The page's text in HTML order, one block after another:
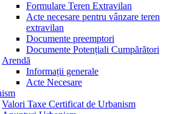
Formulare Teren Extravilan
Acte necesare pentru vânzare teren
extravilan
Documente preemptori
Documente Potențiali Cumpărători
Arendă
Informații generale
Acte Necesare
Valori Taxe Certificat de Urbanism